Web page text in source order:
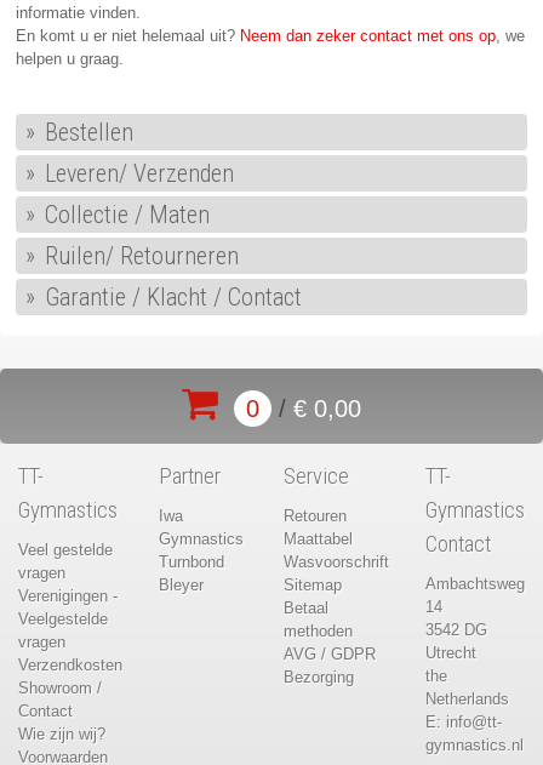
informatie vinden.
En komt u er niet helemaal uit? Neem dan zeker contact met ons op , we
helpen u graag.
Bestellen
Leveren/ Verzenden
Collectie / Maten
Ruilen/ Retourneren
Garantie / Klacht / Contact
0 / € 0,00
TT-
Gymnastics
Veel gestelde
vragen
Verenigingen -
Veelgestelde
vragen
Verzendkosten
Showroom /
Contact
Wie zijn wij?
Voorwaarden
Partner
Iwa
Gymnastics
Turnbond
Bleyer
Service
Retouren
Maattabel
Wasvoorschrift
Sitemap
Betaal
methoden
AVG / GDPR
Bezorging
TT-
Gymnastics
Contact
Ambachtsweg
14
3542 DG
Utrecht
the
Netherlands
E: info@tt-
gymnastics.nl